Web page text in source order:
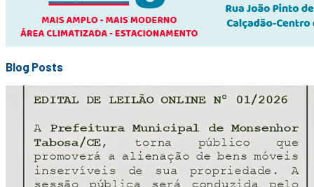
Blog Posts